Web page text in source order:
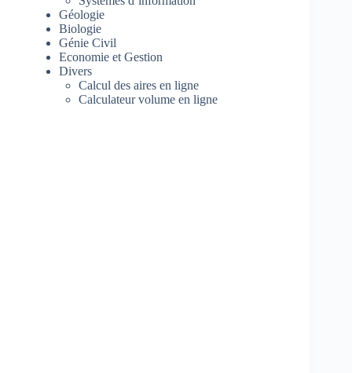
Géologie
Biologie
Génie Civil
Economie et Gestion
Divers
Calcul des aires en ligne
Calculateur volume en ligne